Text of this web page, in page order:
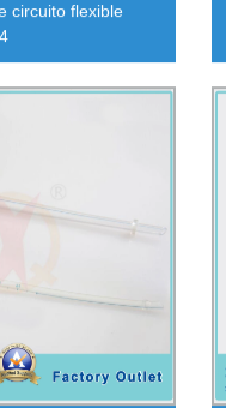
circuito flexible